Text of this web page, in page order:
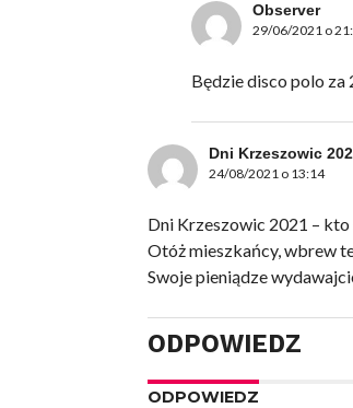
Observer
29/06/2021 o
Będzie disco polo za
Dni Krzeszowic
24/08/2021 o 13:14
Dni Krzeszowic 2021 – kto
Otóż mieszkańcy, wbrew
Swoje pieniądze
ODPOWIEDZ
ODPOWIEDZ